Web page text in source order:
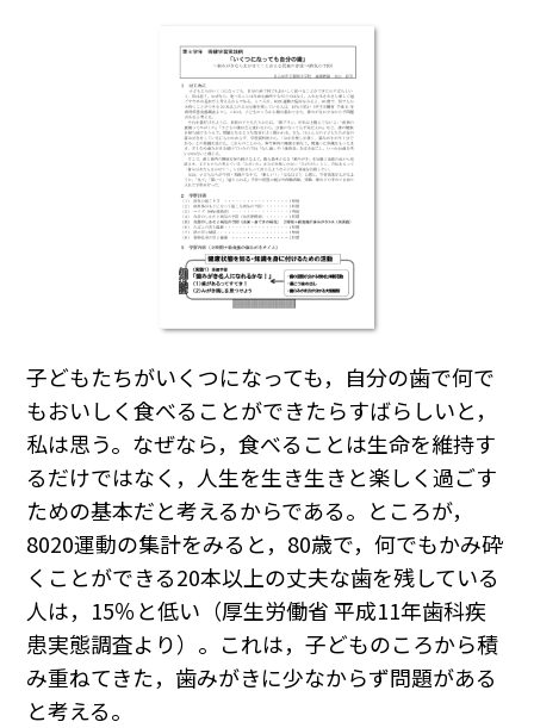
子どもたちがいくつになっても，自分の歯で何で
もおいしく食べることができたらすばらしいと，
私は思う。なぜなら，食べることは生命を維持す
るだけではなく，人生を生き生きと楽しく過ごす
ための基本だと考えるからである。ところが，
8020運動の集計をみると，80歳で，何でもかみ砕
くことができる20本以上の丈夫な歯を残している
人は，15％と低い（厚生労働省 平成11年歯科疾
患実態調査より）。これは，子どものころから積
み重ねてきた，歯みがきに少なからず問題がある
と考える。